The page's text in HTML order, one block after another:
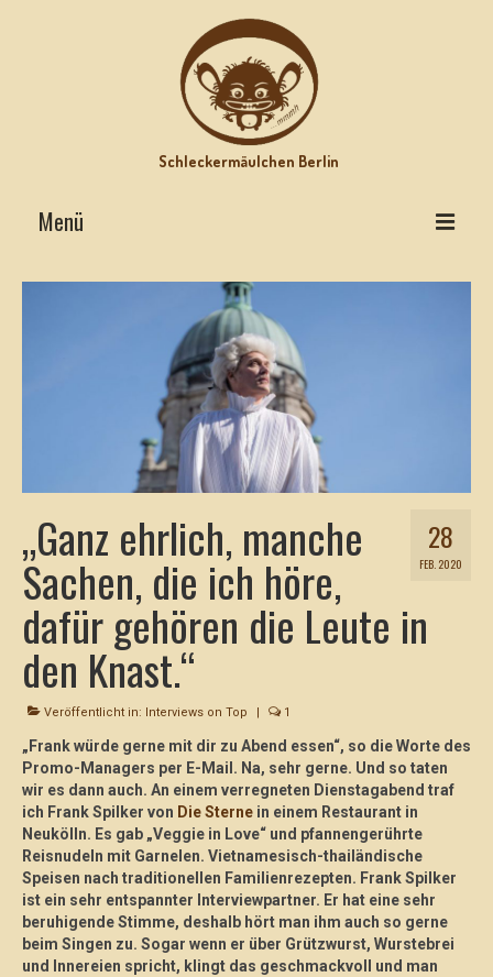
Schleckermäulchen Berlin
Menü
Interviews on Top
Hits mit Biss
28
FEB. 2020
„Ganz ehrlich, manche
Sachen, die ich höre,
dafür gehören die Leute in
den Knast.“
Veröffentlicht in: Interviews on Top 1
„Frank würde gerne mit dir zu Abend essen“, so die Worte des
Promo-Managers per E-Mail. Na, sehr gerne. Und so taten
wir es dann auch. An einem verregneten Dienstagabend traf
ich Frank Spilker von Die Sterne in einem Restaurant in
Neukölln. Es gab „Veggie in Love“ und pfannengerührte
Reisnudeln mit Garnelen. Vietnamesisch-thailändische
Speisen nach traditionellen Familienrezepten. Frank Spilker
ist ein sehr entspannter Interviewpartner. Er hat eine sehr
beruhigende Stimme, deshalb hört man ihm auch so gerne
beim Singen zu. Sogar wenn er über Grützwurst, Wurstebrei
und Innereien spricht, klingt das geschmackvoll und man